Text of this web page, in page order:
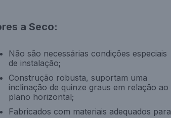
a Seco:
Não são necessárias condições especiais
de instalação;
Construção robusta, suportam uma
inclinação de quinze graus em relação ao
plano horizontal;
Fabricados com materiais adequados para